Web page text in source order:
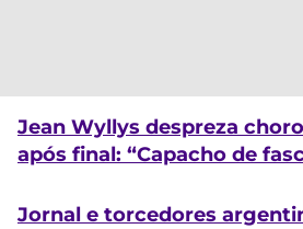
Jean Wyllys despreza
após final: “Capacho de
Jornal e torcedores